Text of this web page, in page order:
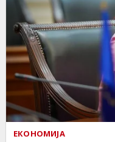
ЕКОНОМИЈА